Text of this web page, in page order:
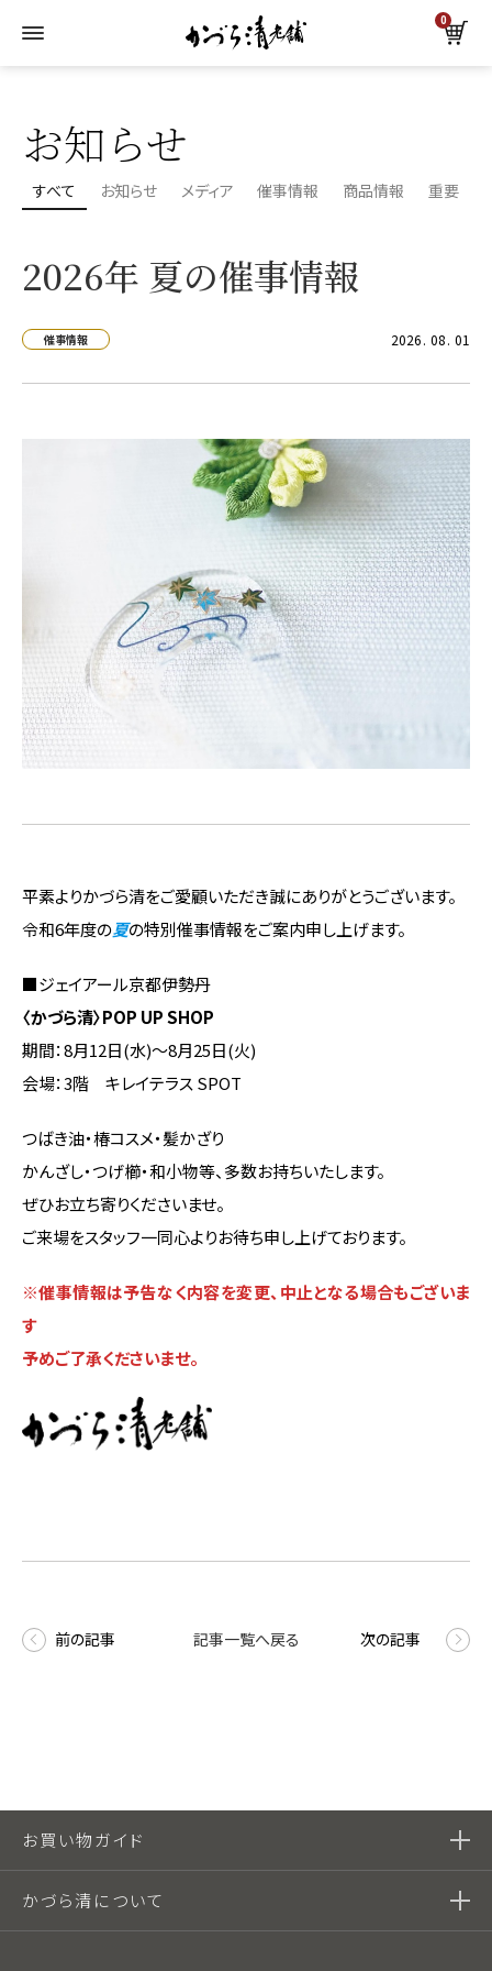
0
催事情報
お知らせ
すべて お知らせ メディア 催事情報 商品情報 重要
2026年 夏の催事情報
催事情報 2026 08 01
平素よりかづら清をご愛顧いただき誠にありがとうございます。
令和6年度の夏の特別催事情報をご案内申し上げます。
■ジェイアール京都伊勢丹
〈かづら清〉POP UP SHOP
期間：8月12日(水)～8月25日(火)
会場：3階 キレイテラス SPOT
つばき油・椿コスメ・髪かざり
かんざし・つげ櫛・和小物等、多数お持ちいたします。
ぜひお立ち寄りくださいませ。
ご来場をスタッフ一同心よりお待ち申し上げております。
※催事情報は予告なく内容を変更、中止となる場合もございま
す
予めご了承くださいませ。
前の記事 記事一覧へ戻る 次の記事
お買い物ガイド
かづら清について